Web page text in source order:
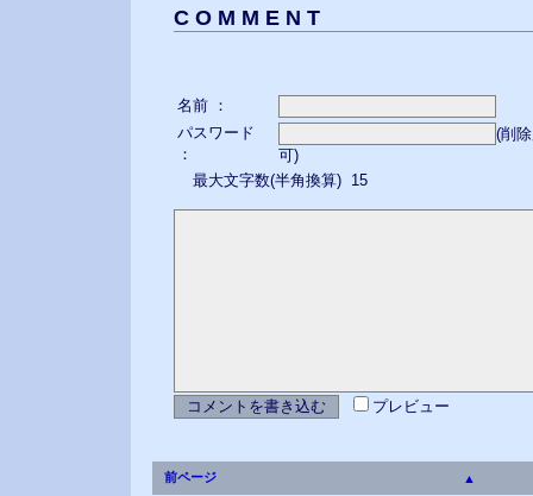
C O M M E N T
名前 ：
パスワード
：
(削
可)
最大文字数(半角換算) 15
プレビュー
前ページ ▲